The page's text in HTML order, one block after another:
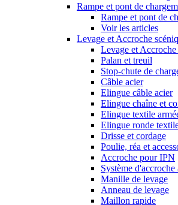
Rampe et pont de
Rampe et pont de
Voir les articles
Levage et Accroche
Levage et Accroche
Palan et treuil
Stop-chute de
Câble acier
Elingue câble acier
Elingue chaîne et
Elingue textile
Elingue ronde
Drisse et cordage
Poulie, réa et
Accroche pour IPN
Système d'accroche
Manille de levage
Anneau de levage
Maillon rapide